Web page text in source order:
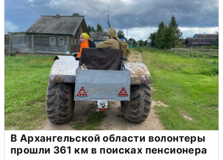
В Архангельской области волонтеры
прошли 361 км в поисках пенсионера